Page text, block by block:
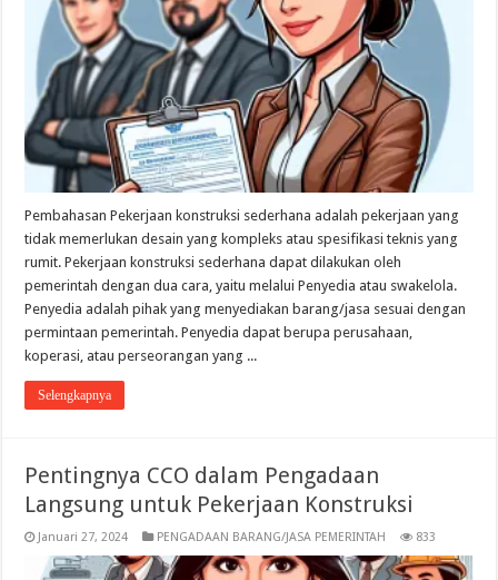
Pembahasan Pekerjaan konstruksi sederhana adalah pekerjaan yang
tidak memerlukan desain yang kompleks atau spesifikasi teknis yang
rumit. Pekerjaan konstruksi sederhana dapat dilakukan oleh
pemerintah dengan dua cara, yaitu melalui Penyedia atau swakelola.
Penyedia adalah pihak yang menyediakan barang/jasa sesuai dengan
permintaan pemerintah. Penyedia dapat berupa perusahaan,
koperasi, atau perseorangan yang ...
Selengkapnya
Pentingnya CCO dalam Pengadaan
Langsung untuk Pekerjaan Konstruksi
Januari 27, 2024 PENGADAAN BARANG/JASA PEMERINTAH 833